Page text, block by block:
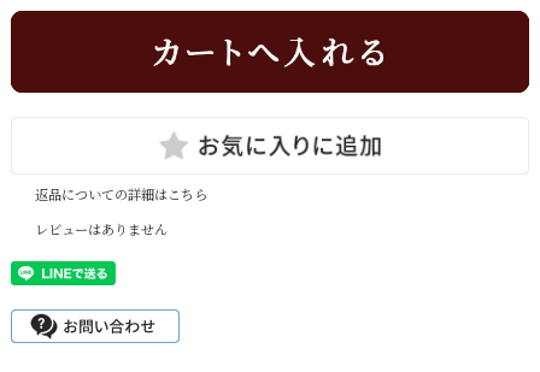
返品についての詳細はこちら
レビューはありません